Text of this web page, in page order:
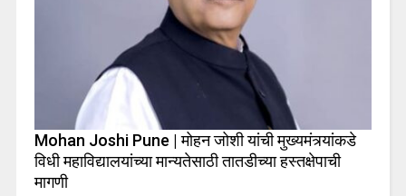
Mohan Joshi Pune | मोहन जोशी यांची मुख्यमंत्र्यांकडे
विधी महाविद्यालयांच्या मान्यतेसाठी तातडीच्या हस्तक्षेपाची
मागणी